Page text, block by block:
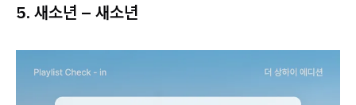
5. 새소년 – 새소년